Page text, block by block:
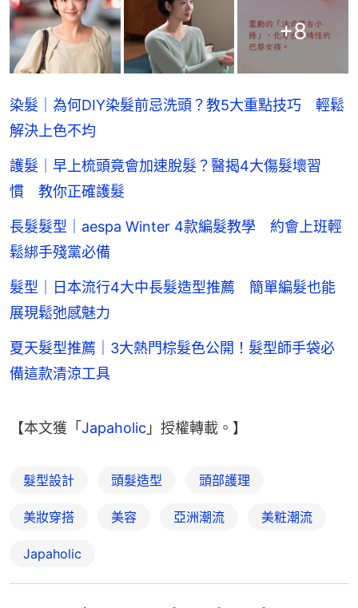
+8
染髮｜為何DIY染髮前忌洗頭？教5大重點技巧 輕鬆
解決上色不均
護髮｜早上梳頭竟會加速脫髮？醫揭4大傷髮壞習
慣 教你正確護髮
長髮髮型｜aespa Winter 4款編髮教學 約會上班輕
鬆綁手殘黨必備
髮型｜日本流行4大中長髮造型推薦 簡單編髮也能
展現鬆弛感魅力
夏天髮型推薦｜3大熱門棕髮色公開！髮型師手袋必
備這款清涼工具
【本文獲「Japaholic 」授權轉載。】
髮型設計 頭髮造型 頭部護理
美妝穿搭 美容 亞洲潮流 美粧潮流
Japaholic